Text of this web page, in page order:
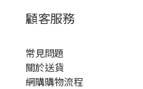
顧客服務
常見問題
關於送貨
網購購物流程